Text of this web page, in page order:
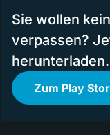
Sie wollen
verpassen?
herunterladen.
Zum Play